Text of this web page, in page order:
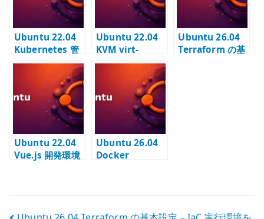
Ubuntu 22.04
Kubernetes 管
理ツールのイン
kubectl / Helm
/ calicoctl の使
い分け
Ubuntu 22.04
KVM virt-
install – CLI で
仮想マシンを作
Ubuntu 26.04
Terraform の基
Ubuntu 22.04
Vue.js 開発環境
Ubuntu 26.04
Docker